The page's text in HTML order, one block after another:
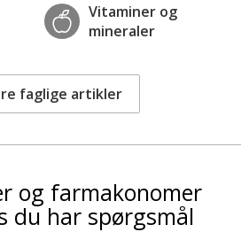
Vitaminer og
mineraler
faglige artikler
og farmakonomer
du har spørgsmål